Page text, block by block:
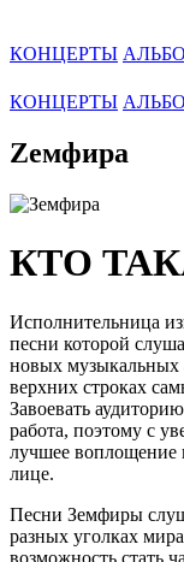
КОНЦЕРТЫ
КОНЦЕРТЫ
Zемфира
КТО
Исполнительница
песни которой
новых музыкальных
верхних строках
Завоевать
работа, поэтому с
лучшее воплощение
лице.
Песни Земфиры
разных уголках
возможность стать